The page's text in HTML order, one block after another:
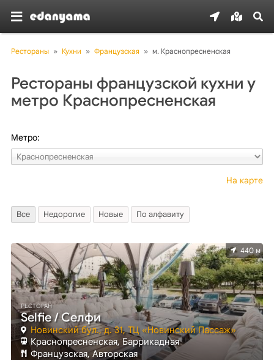
Рестораны » Кухни » Французская » м. Краснопресненская
Рестораны французской кухни у
метро Краснопресненская
Метро:
На карте
Все Недорогие Новые По алфавиту
440 м
РЕСТОРАН
Selfie / Селфи
Новинский бул., д. 31, ТЦ «Новинский Пассаж»
Краснопресненская, Баррикадная
Французская, Авторская